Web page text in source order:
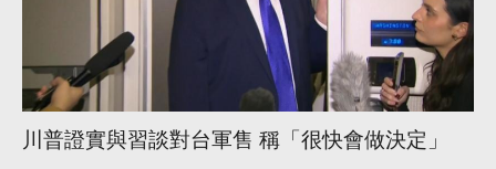
川普證實與習談對台軍售 稱「很快會做決定」